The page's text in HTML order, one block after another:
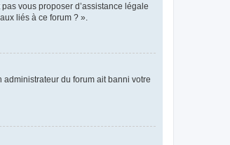
vous proposer d’assistance légale
liés à ce forum ? ».
administrateur du forum ait banni votre